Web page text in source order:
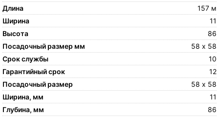
Длина
157 м
Ширина
11
Высота
86
Посадочный размер мм
58 х 58
Срок службы
10
Гарантийный срок
12
Посадочный размер
58 х 58
Ширина, мм
11
Глубина, мм
86